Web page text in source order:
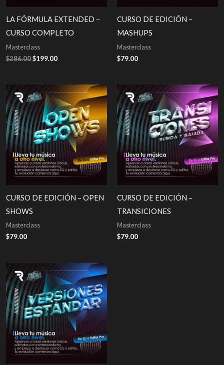
LA FÓRMULA EXTENDED –
CURSO COMPLETO
Masterclass
$286.00El
era:
$286.00.
$199.00El
es:
$199.00.
CURSO DE EDICIÓN –
MASHUPS
Masterclass
$79.00
CURSO DE EDICIÓN – OPEN
SHOWS
Masterclass
$79.00
CURSO DE EDICIÓN –
TRANSICIONES
Masterclass
$79.00